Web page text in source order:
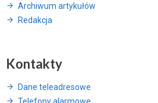
Archiwum artykułów
Redakcja
Kontakty
Dane teleadresowe